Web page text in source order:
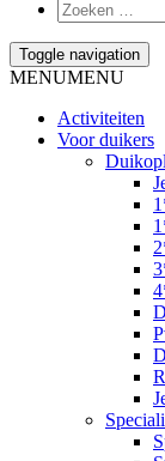
Toggle navigation
MENUMENU
Activiteiten
Voor duikers